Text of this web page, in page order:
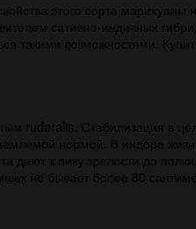
этого сорта
сативно-индичных
такими возможностями.
ruderalis. Стабилизация в
нормой. В индоре
дают к пику зрелости до
не бывает более 80